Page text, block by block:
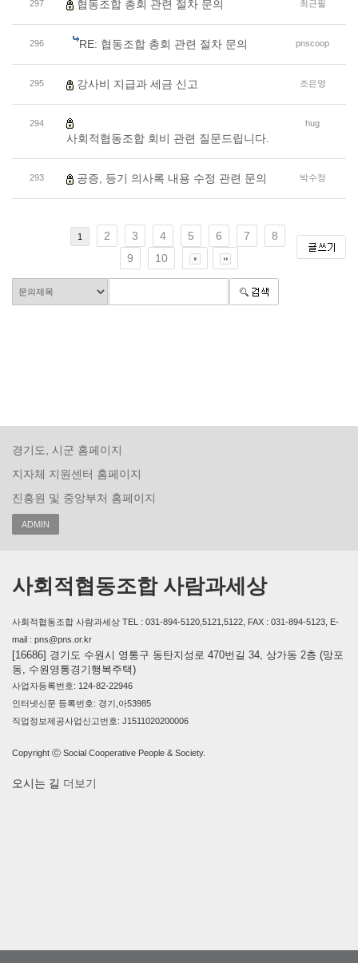
297 협동조합 총회 관련 절차 문의 최근필
296 RE: 협동조합 총회 관련 절차 문의 pnscoop
295 강사비 지급과 세금 신고 조은영
294
사회적협동조합 회비 관련 질문드립니다.
hug
293 공증, 등기 의사록 내용 수정 관련 문의 박수정
1 2 3 4 5 6 7
8
9
10
경기도, 시군 홈페이지
지자체 지원센터 홈페이지
진흥원 및 중앙부처 홈페이지
ADMIN
사회적협동조합 사람과세상
사회적협동조합 사람과세상 TEL : 031-894-5120,5121,5122, FAX : 031-894-5123, E-
mail : pns@pns.or.kr
[16686] 경기도 수원시 영통구 동탄지성로 470번길 34, 상가동 2층 (망포
동, 수원영통경기행복주택)
사업자등록번호: 124-82-22946
인터넷신문 등록번호: 경기,아53985
직업정보제공사업신고번호: J1511020200006
Copyright ⓒ Social Cooperative People & Society.
오시는 길 더보기